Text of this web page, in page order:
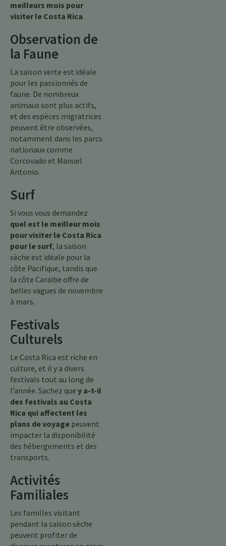
meilleurs mois pour
visiter le Costa Rica.
Observation de
la Faune
La saison verte est idéale
pour les passionnés de
faune. De nombreux
animaux sont plus actifs,
et des espèces migratrices
peuvent être observées,
notamment dans les parcs
nationaux comme
Corcovado et Manuel
Antonio.
Surf
Si vous vous demandez
quel est le meilleur mois
pour visiter le Costa Rica
pour le surf, la saison
sèche est idéale pour la
côte Pacifique, tandis que
la côte Caraïbe offre de
belles vagues de novembre
à mars.
Festivals
Culturels
Le Costa Rica est riche en
culture, et il y a divers
festivals tout au long de
l’année. Sachez que y a-t-il
des festivals au Costa
Rica qui affectent les
plans de voyage peuvent
impacter la disponibilité
des hébergements et des
transports.
Activités
Familiales
Les familles visitant
pendant la saison sèche
peuvent profiter de